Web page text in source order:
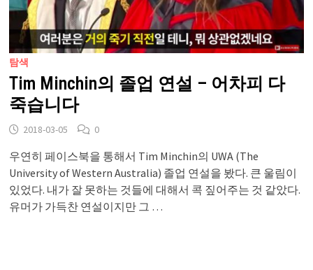
탐색
Tim Minchin의 졸업 연설 – 어차피 다
죽습니다
2018-03-05 0
우연히 페이스북을 통해서 Tim Minchin의 UWA (The
University of Western Australia) 졸업 연설을 봤다. 큰 울림이
있었다. 내가 잘 못하는 것들에 대해서 콕 짚어주는 것 같았다.
유머가 가득찬 연설이지만 그 …